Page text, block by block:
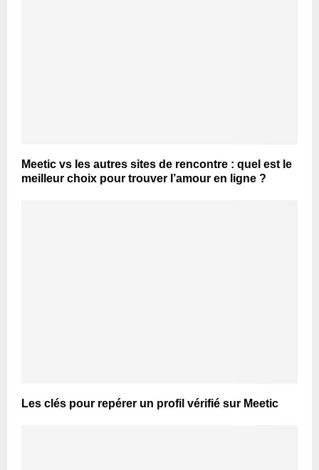
Meetic vs les autres sites de rencontre : quel est le
meilleur choix pour trouver l’amour en ligne ?
Les clés pour repérer un profil vérifié sur Meetic